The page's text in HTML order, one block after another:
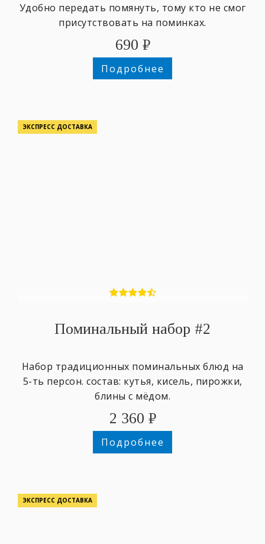
Удобно передать помянуть, тому кто не смог
присутствовать на поминках.
690 ₽
Подробнее
ЭКСПРЕСС ДОСТАВКА
Поминальный набор #2
Набор традиционных поминальных блюд на
5-ть персон. состав: кутья, кисель, пирожки,
блины с мёдом.
2 360 ₽
Подробнее
ЭКСПРЕСС ДОСТАВКА